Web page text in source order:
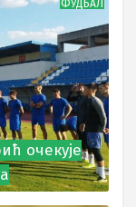
ФУДБАЛ
очекује